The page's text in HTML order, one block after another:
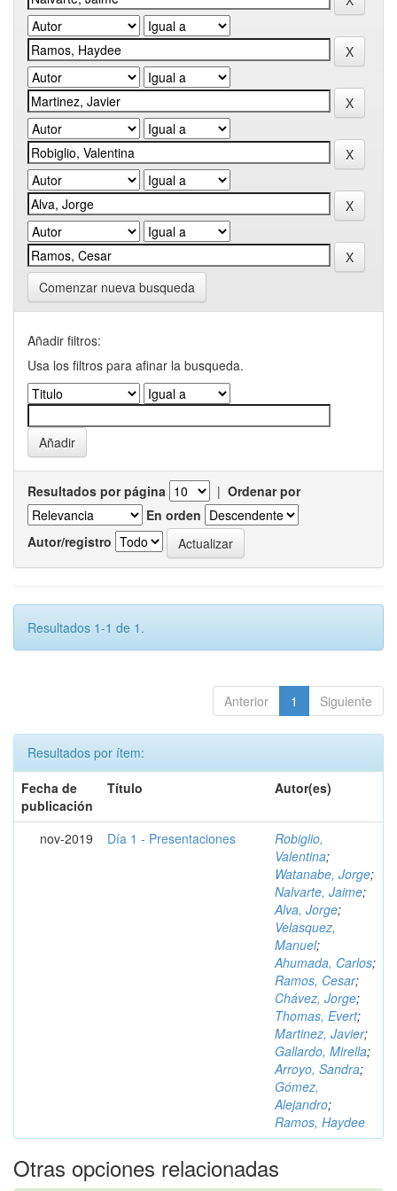
Comenzar nueva busqueda
Añadir filtros:
Usa los filtros para afinar la busqueda.
Resultados por página | Ordenar por
En orden
Autor/registro
Resultados 1-1 de 1.
Anterior 1 Siguiente
Resultados por ítem:
Fecha de
publicación
Título Autor(es)
nov-2019 Día 1 - Presentaciones
Robiglio,
Valentina;
Watanabe, Jorge;
Nalvarte, Jaime;
Alva, Jorge;
Velasquez,
Manuel;
Ahumada, Carlos;
Ramos, Cesar;
Chávez, Jorge;
Thomas, Evert;
Martinez, Javier;
Gallardo, Mirella;
Arroyo, Sandra;
Gómez,
Alejandro;
Ramos, Haydee
Otras opciones relacionadas